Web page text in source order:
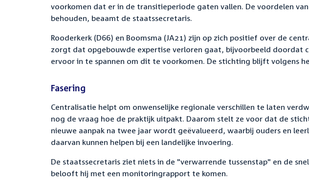
voorkomen dat er in de transitieperiode gaten vallen. De voordelen
behouden, beaamt de staatssecretaris.
Rooderkerk (D66) en Boomsma (JA21) zijn op zich positief over de
zorgt dat opgebouwde expertise verloren gaat, bijvoorbeeld doordat
ervoor in te spannen om dit te voorkomen. De stichting blijft volgens
Fasering
Centralisatie helpt om onwenselijke regionale verschillen te laten
nog de vraag hoe de praktijk uitpakt. Daarom stelt ze voor dat de
nieuwe aanpak na twee jaar wordt geëvalueerd, waarbij ouders en
daarvan kunnen helpen bij een landelijke invoering.
De staatssecretaris ziet niets in de "verwarrende tussenstap" en de
belooft hij met een monitoringrapport te komen.